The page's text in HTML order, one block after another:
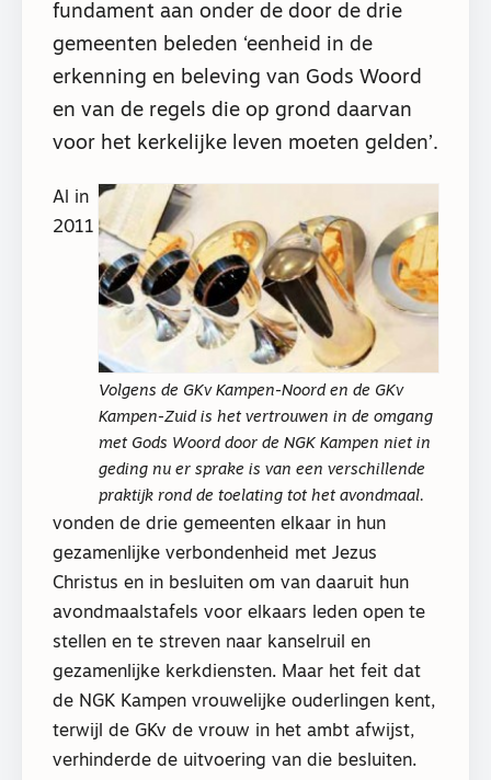
fundament aan onder de door de drie
gemeenten beleden ‘eenheid in de
erkenning en beleving van Gods Woord
en van de regels die op grond daarvan
voor het kerkelijke leven moeten gelden’.
Volgens de GKv Kampen-Noord en de GKv
Kampen-Zuid is het vertrouwen in de omgang
met Gods Woord door de NGK Kampen niet in
geding nu er sprake is van een verschillende
praktijk rond de toelating tot het avondmaal.
Al in
2011
vonden de drie gemeenten elkaar in hun
gezamenlijke verbondenheid met Jezus
Christus en in besluiten om van daaruit hun
avondmaalstafels voor elkaars leden open te
stellen en te streven naar kanselruil en
gezamenlijke kerkdiensten. Maar het feit dat
de NGK Kampen vrouwelijke ouderlingen kent,
terwijl de GKv de vrouw in het ambt afwijst,
verhinderde de uitvoering van die besluiten.